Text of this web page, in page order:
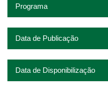
Programa
Data de Publicação
Data de Disponibilização